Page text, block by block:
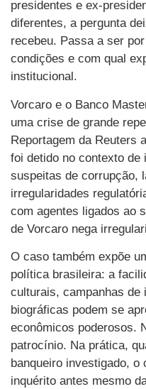
presidentes e ex-
diferentes, a pergunta
recebeu. Passa a ser
condições e com qual
institucional.
Vorcaro e o Banco
uma crise de grande
Reportagem da Reuters
foi detido no contexto de
suspeitas de corrupção,
irregularidades
com agentes ligados ao
de Vorcaro nega
O caso também expõe
política brasileira: a
culturais, campanhas de
biográficas podem se
econômicos poderosos.
patrocínio. Na prática,
banqueiro investigado,
inquérito antes mesmo